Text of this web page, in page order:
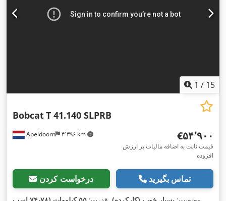
1 / 15
Apeldoorn ۴٬۳۹۶ km
BobcatT 41.140 SLPRB
‎€۵۴٬۹۰۰
قیمت ثابت به اضافه مالیات بر ارزش
افزوده
درخواست کردن تماس بگیرید